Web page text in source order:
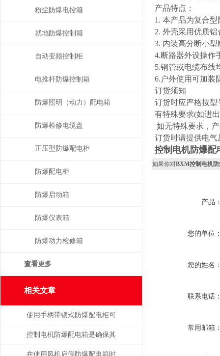
产品特点：
1. 本产品为复合
2. 外壳采用优质
3. 内装高分断小
4.断路器外设操作
5.钢管或电缆布线
6.户外使用可加装
订货须知
订货时应严格按
有特殊要求(如进
如无特殊要求，
订货时请提供电
控制电机防爆配
如果你对BXM控制电机
产品
您的单位
您的姓名
联系电话
常用邮箱
粉尘防爆电控箱
就地防爆控制箱
自动变频控制柜
电推杆防爆控制箱
防爆照明（动力）配电箱
防爆检修电缆盘
正压型防爆配电柜
防爆配电柜
防爆启动箱
防爆仪表箱
防爆动力检修箱
查看更多
相关文章
使用手柄带锁式防爆配电柜可
保障安全，提高效率
控制电机防爆配电箱是确保其
安全可靠地运行的关键
在使用风机启停防爆配电箱时